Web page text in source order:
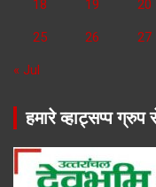
18 19 20
25 26 27
« Jul
हमारे व्हाट्सप्प